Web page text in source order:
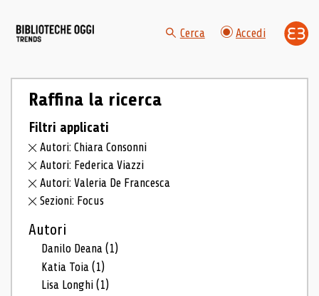
Cerca Accedi
Raffina la ricerca
Filtri applicati
Autori: Chiara Consonni
Autori: Federica Viazzi
Autori: Valeria De Francesca
Sezioni: Focus
Autori
Danilo Deana(1)
Katia Toia(1)
Lisa Longhi(1)